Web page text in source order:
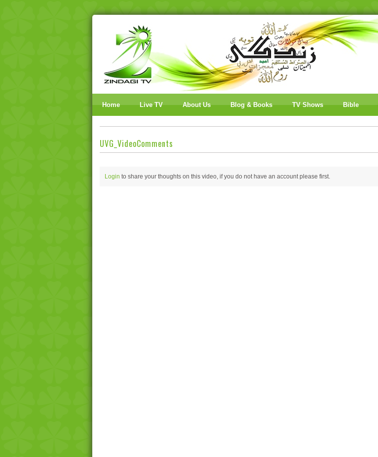
Home Live TV About Us Blog & Books TV Shows Bible
UVG_VideoComments
Login to share your thoughts on this video, if you do not have an account please first.